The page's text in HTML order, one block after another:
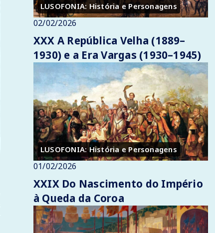
LUSOFONIA: História e Personagens
02/02/2026
XXX A República Velha (1889–
1930) e a Era Vargas (1930–1945)
LUSOFONIA: História e Personagens
01/02/2026
XXIX Do Nascimento do Império
à Queda da Coroa